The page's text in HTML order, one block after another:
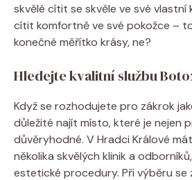
skvělé cítit se skvěle ve své vlastní
cítit komfortně ve své pokožce –
konečné měřítko krásy, ne?
Hledejte kvalitní službu
Když se rozhodujete pro zákrok
důležité najít místo, které je nejen
důvěryhodné. V Hradci Králové
několika skvělých klinik a
estetické procedury. Při výběru se